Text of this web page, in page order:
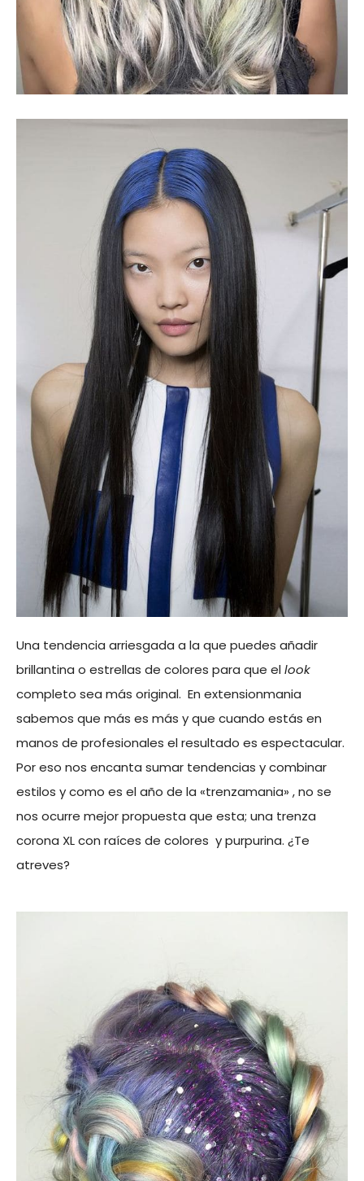
Una tendencia arriesgada a la que puedes añadir
brillantina o estrellas de colores para que ellook
completo sea más original. En extensionmania
sabemos que más es más y que cuando estás en
manos de profesionales el resultado es espectacular.
Por eso nos encanta sumar tendencias y combinar
estilos y como es el año de la «trenzamania» , no se
nos ocurre mejor propuesta que esta; una trenza
corona XL con raíces de colores y purpurina. ¿Te
atreves?